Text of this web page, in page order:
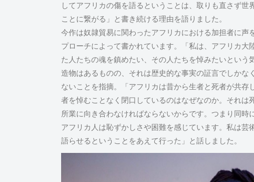
してアフリカの傷を語るということは、取りも直さず世
ことに繋がる」と書き続ける理由を語りました。
今作は奴隷貿易に関わったアフリカにおける加担者に声
プローチによって書かれています。「私は、アフリカ大
た人たちの魂を鎮めたい、その人たちを悼みたいとい
造物はあるものの、それは歴史的な事実の証言でしかな
ないことを指摘。「アフリカは昔から生者と死者が共
者を悼むことなく閉口しているのはなぜなのか。それ
所業に向き合わなければならないからです。つまり同
アフリカ人は恥ずかしさや困難を感じています。私は芸
語らせるということをあえて行った」と話しました。